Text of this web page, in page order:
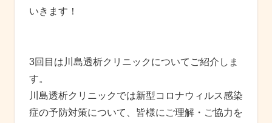
いきます！
3回目は川島透析クリニックについてご紹介しま
す。
川島透析クリニックでは新型コロナウィルス感染
症の予防対策について、皆様にご理解・ご協力を